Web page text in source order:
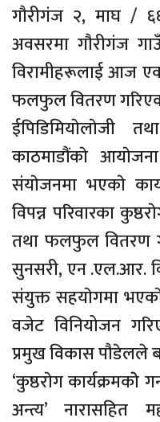
गाैरीगंज २, माघ /
अवसरमा गाैरीगंज
विरामीहरूलाई आज
फलफुल वितरण
ईपिडिमियाेलाेजी
काठमाडौंकाे
संयाेजनमा भएकाे
विपन्न परिवारका
तथा फलफुल वितरण
सुनसरी, एन .एल.आर.
संयुक्त सहयाेगमा
वजेट विनियोजन
प्रमुख विकास पाैडेलले
‘कुष्ठराेग
अन्त्य’ नारासहित